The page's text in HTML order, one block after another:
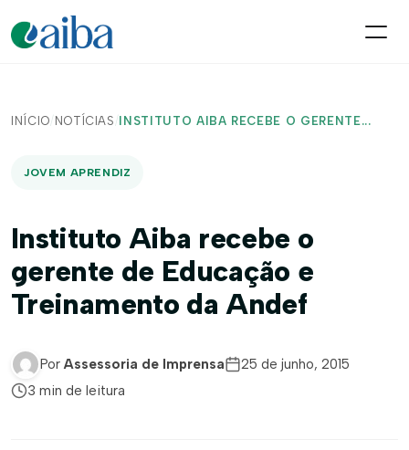
INÍCIO/ NOTÍCIAS / INSTITUTO AIBA RECEBE O GERENTE...
JOVEM APRENDIZ
Instituto Aiba recebe o
gerente de Educação e
Treinamento da Andef
Por Assessoria de Imprensa
25 de junho, 2015
3 min de leitura